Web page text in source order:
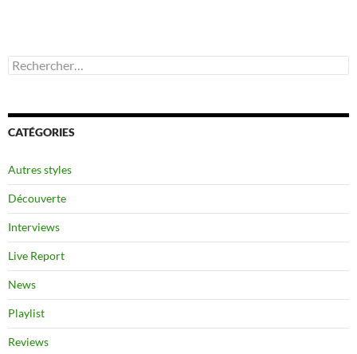
Rechercher :
CATÉGORIES
Autres styles
Découverte
Interviews
Live Report
News
Playlist
Reviews